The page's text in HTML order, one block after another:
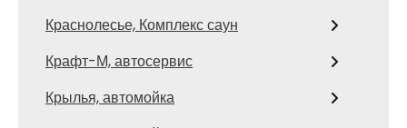
Краснолесье, Комплекс саун
Крафт-М, автосервис
Крылья, автомойка